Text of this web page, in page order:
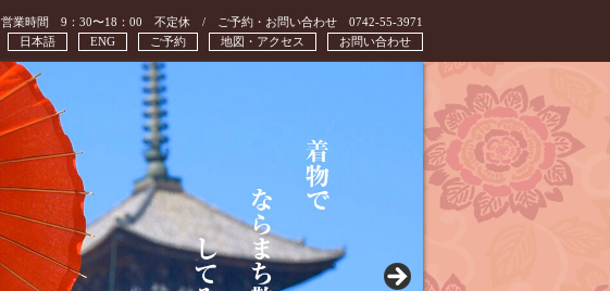
営業時間 9：30〜18：00 不定休 / ご予約・お問い合わせ 0742-55-3971
お問い合わせ
地図・アクセス
ご予約
ENG
日本語